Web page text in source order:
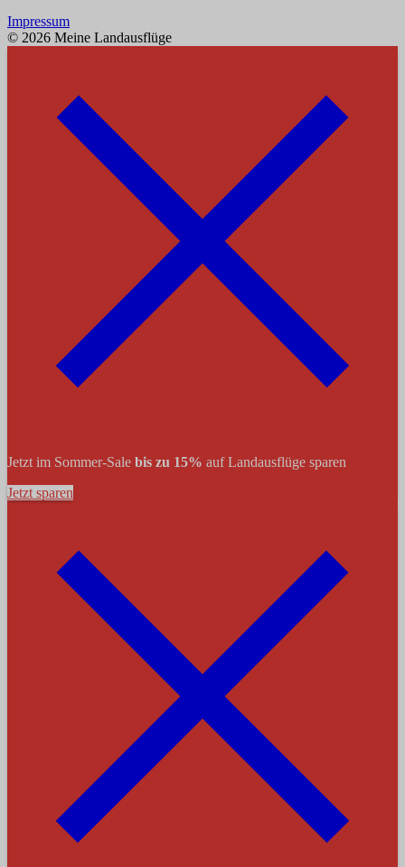
Impressum
© 2026 Meine Landausflüge
Jetzt im Sommer-Sale bis zu 15% auf Landausflüge sparen
Jetzt sparen